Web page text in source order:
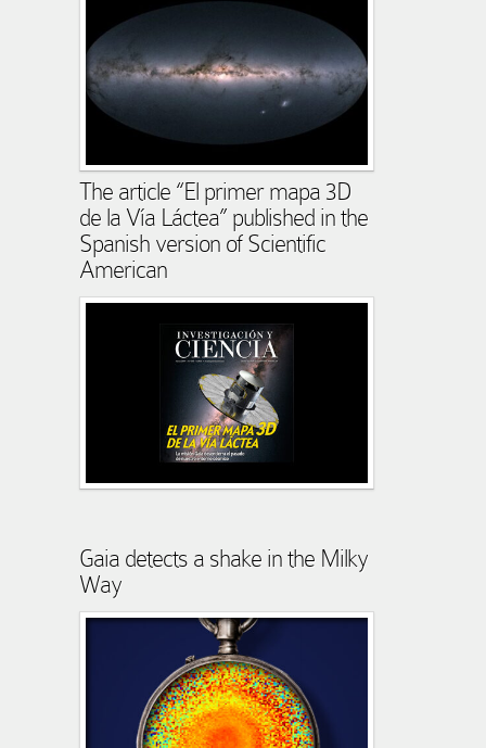
The article “El primer mapa 3D
de la Vía Láctea” published in the
Spanish version of Scientific
American
Gaia detects a shake in the Milky
Way